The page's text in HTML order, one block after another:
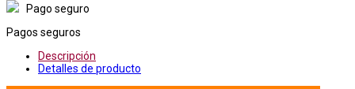
Pago seguro
Pagos seguros
Descripción
Detalles de producto